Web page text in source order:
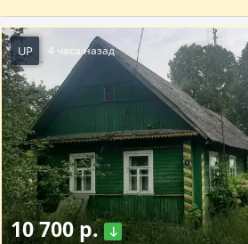
UP 4 часа назад
10 700 р.